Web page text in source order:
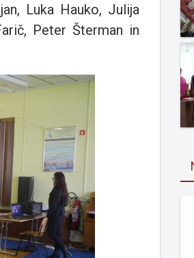
Luka Hauko, Julija
Peter Šterman in